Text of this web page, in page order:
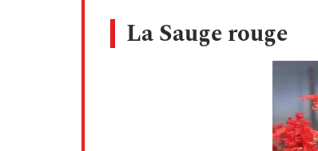
La Sauge rouge